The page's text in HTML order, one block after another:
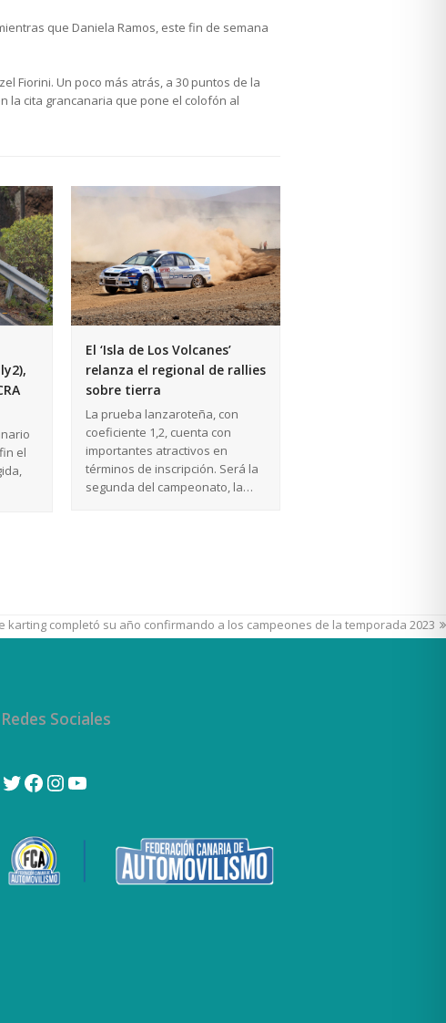
que Daniela Ramos, este fin de semana
Fiorini. Un poco más atrás, a 30 puntos de la
la cita grancanaria que pone el colofón al
el
El ‘Isla de Los Volcanes’
relanza el regional de rallies
sobre tierra
La prueba lanzaroteña, con
coeficiente 1,2, cuenta con
importantes atractivos en
términos de inscripción. Será la
segunda del campeonato, la…
karting completó su año confirmando a los campeones de la temporada 2023
Redes Sociales
Twitter
Facebook
Instagram
YouTube